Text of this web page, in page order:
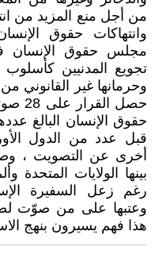
من أجل منع المزيد من
وانتهاكات حقوق
مجلس حقوق الإنسان
تجويع المدنيين
وحرمانها غير القانوني
حصل
بينها الولايات المتحدة
رغم زعل السفيرة
وعتبها على من صوّت
هذا فهم يسيرون بنهج